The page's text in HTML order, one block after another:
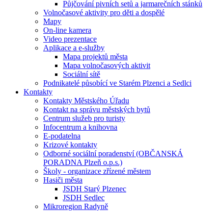
Půjčování pivních setů a jarmarečních stánků
Volnočasové aktivity pro děti a dospělé
Mapy
On-line kamera
Video prezentace
Aplikace a e-služby
Mapa projektů města
Mapa volnočasových aktivit
Sociální sítě
Podnikatelé působící ve Starém Plzenci a Sedlci
Kontakty
Kontakty Městského Úřadu
Kontakt na správu městských bytů
Centrum služeb pro turisty
Infocentrum a knihovna
E-podatelna
Krizové kontakty
Odborné sociální poradenství (OBČANSKÁ
PORADNA Plzeň o.p.s.)
Školy - organizace zřízené městem
Hasiči města
JSDH Starý Plzenec
JSDH Sedlec
Mikroregion Radyně